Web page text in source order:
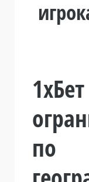
1хБет
по